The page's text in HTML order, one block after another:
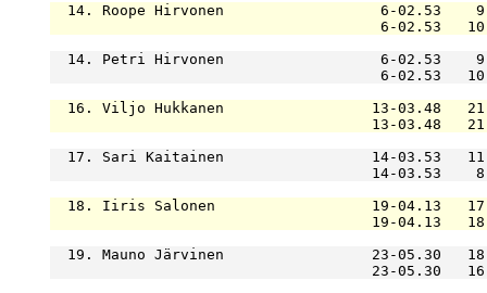
14. Roope Hirvonen                  6-02.53
6-02.53
14. Petri Hirvonen                  6-02.53
6-02.53
16. Viljo Hukkanen                 13-03.48
13-03.48
17. Sari Kaitainen                 14-03.53
14-03.53
18. Iiris Salonen                  19-04.13
19-04.13
19. Mauno Järvinen                 23-05.30
23-05.30